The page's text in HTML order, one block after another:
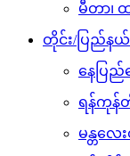
မီတာ၊
တိုင်း/ပြည်နယ်
နေပြ
ရန်ကုန်
မန္တလေ